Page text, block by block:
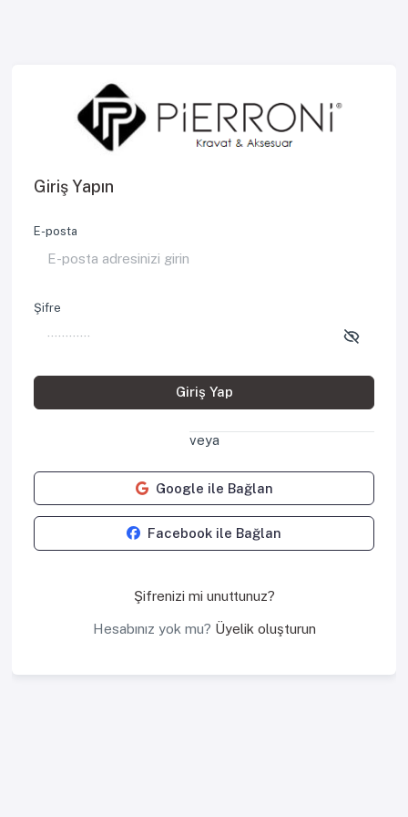
Giriş Yapın
E-posta
Şifre
Giriş Yap
veya
Google ile Bağlan
Facebook ile Bağlan
Şifrenizi mi unuttunuz?
Hesabınız yok mu? Üyelik oluşturun